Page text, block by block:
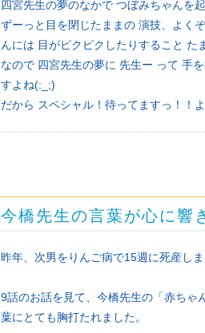
四宮先生の夢のなかで つぼみちゃんを
ずーっと目を閉じたままの 演技、よく
んには 目がピクピクしたりすること た
なので 四宮先生の夢に 先生ー って 手
すよね(:_;)
だから スペシャル！待ってますっ！！
今橋先生の言葉が心に響
昨年、次男をりんご病で15週に死産しま
9話のお話を見て、今橋先生の「赤ちゃ
葉にとても胸打たれました。